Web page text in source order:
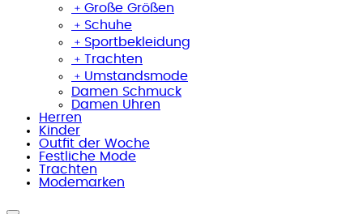
﹢ Große Größen
﹢ Schuhe
﹢ Sportbekleidung
﹢ Trachten
﹢ Umstandsmode
Damen Schmuck
Damen Uhren
Herren
Kinder
Outfit der Woche
Festliche Mode
Trachten
Modemarken